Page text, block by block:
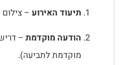
תיעוד האירוע –
הודעה מוקדמת
מוקדמת לתביעה).